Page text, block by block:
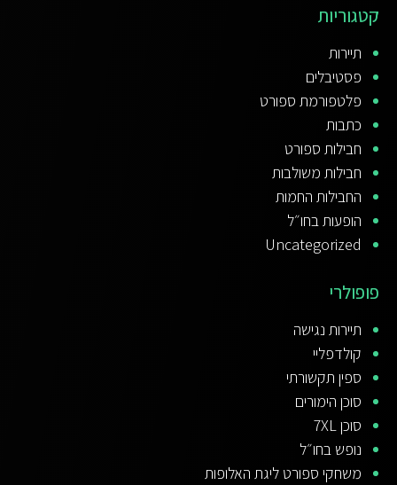
קטגוריות
תיירות
פסטיבלים
פלטפורמת ספורט
כתבות
חבילות ספורט
חבילות משולבות
החבילות החמות
הופעות בחו״ל
Uncategorized
פופולרי
תיירות נגישה
קולדפליי
ספין תקשורתי
סוכן הימורים
סוכן 7XL
נופש בחו״ל
משחקי ספורט ליגת האלופות